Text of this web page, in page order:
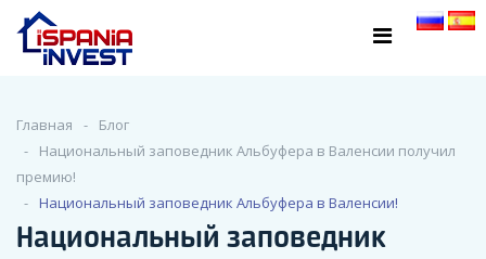
Главная
Блог
Национальный заповедник Альбуфера в Валенсии получил
премию!
Национальный заповедник Альбуфера в Валенсии!
Национальный заповедник